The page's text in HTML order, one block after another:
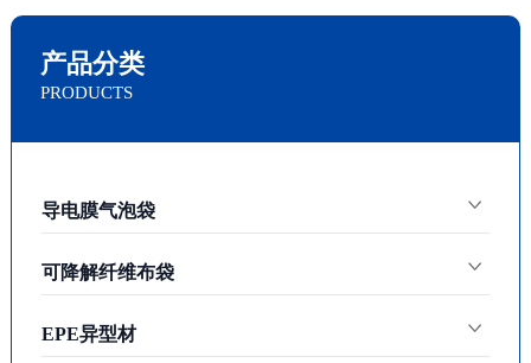
产品分类
PRODUCTS
导电膜气泡袋
可降解纤维布袋
EPE异型材